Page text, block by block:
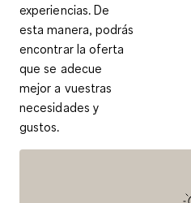
experiencias. De
esta manera, podrás
encontrar la oferta
que se adecue
mejor a vuestras
necesidades y
gustos.